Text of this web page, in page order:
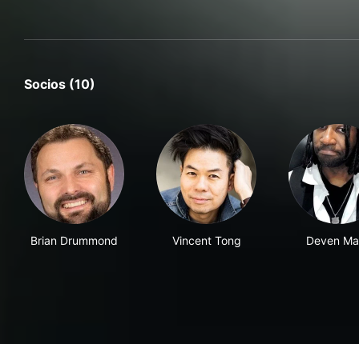
Socios (10)
Brian Drummond Vincent Tong Deven